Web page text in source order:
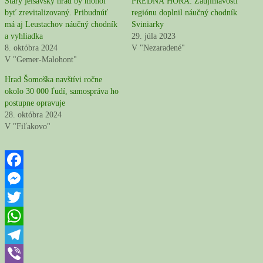
byť zrevitalizovaný. Pribudnúť
má aj Leustachov náučný chodník
a vyhliadka
8. októbra 2024
V "Gemer-Malohont"
regiónu doplnil náučný chodník
Sviniarky
29. júla 2023
V "Nezaradené"
Hrad Šomoška navštívi ročne
okolo 30 000 ľudí, samospráva ho
postupne opravuje
28. októbra 2024
V "Fiľakovo"
Facebook
Messenger
Twitter
WhatsApp
Telegram